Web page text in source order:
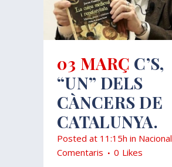
03 MARÇ C’S,
“UN” DELS
CÀNCERS DE
CATALUNYA.
Posted at 11:15h in Nacional
Comentaris
0 Likes